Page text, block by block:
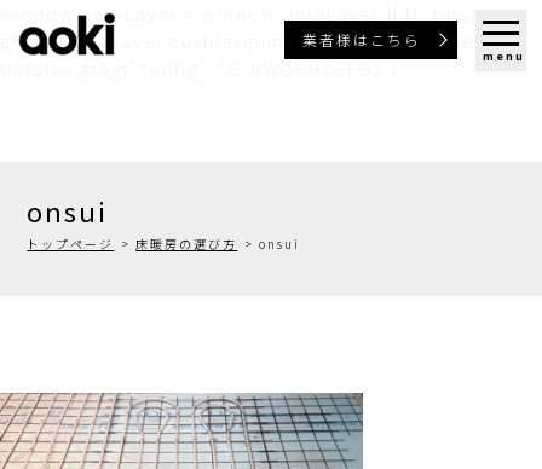
window.dataLayer = window.dataLayer || []; function
gtag(){dataLayer.push(arguments);} gtag('js', new
業者様はこちら
menu
onsui
トップページ 床暖房の選び方 onsui